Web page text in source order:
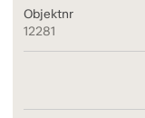
Objektnr
12281